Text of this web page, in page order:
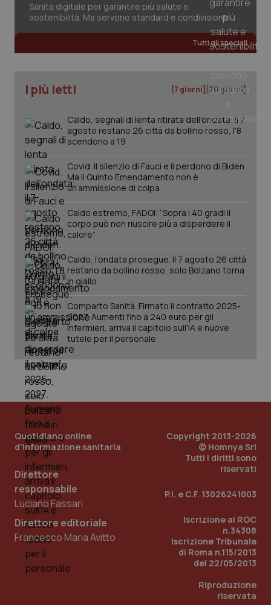
Sanità digitale per garantire più salute e
sostenibilità. Ma servono standard e condivisione
Tutti gli speciali
I più letti [7 giorni] [30 giorni]
Caldo, segnali di lenta ritirata dell'ondata: il 7
agosto restano 26 città da bollino rosso, l'8
scendono a 19
Covid. Il silenzio di Fauci e il perdono di Biden.
Ma il Quinto Emendamento non è
un’ammissione di colpa
Caldo estremo, FADOI: “Sopra i 40 gradi il
corpo può non riuscire più a disperdere il
calore”
Caldo, l’ondata prosegue. Il 7 agosto 26 città
restano da bollino rosso, solo Bolzano torna
in giallo
Comparto Sanità. Firmato il contratto 2025-
2027. Aumenti fino a 240 euro per gli
infermieri, arriva il capitolo sull'IA e nuove
tutele per il personale
Quotidiano online
d'informazione sanitaria
Direttore
responsabile
Luciano Fassari
Direttore editoriale
Francesco Maria Avitto
Copyright 2013-2026
© Homnya Srl
Tutti i diritti sono
riservati
P.I. e C.F. 13026241003
Iscrizione al ROC
n.34308
Iscrizione Tribunale
di Roma n.115/2013
del 22/05/2013
Riproduzione
riservata
tracking-sites-ironfish-
www.quotidianosanita.it
2
_ga
Google LLC
www.quotidianosanita.it